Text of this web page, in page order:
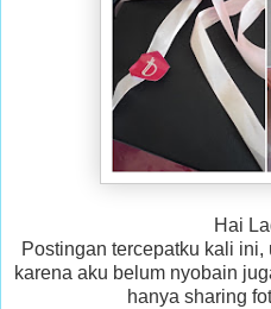
Hai
Postingan tercepatku kali
karena aku belum nyobain
hanya sharing